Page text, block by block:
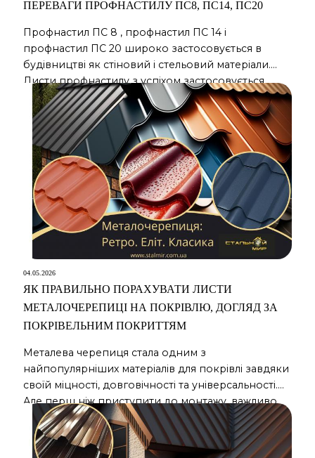
ПЕРЕВАГИ ПРОФНАСТИЛУ ПС8, ПС14, ПС20
Профнастил ПС 8 , профнастил ПС 14 і
профнастил ПС 20 широко застосовується в
будівництві як стіновий і стельовий матеріали.
Листи профнастилу з успіхом застосовується,
коли необхідно змонтувати фасад будівлі,
здійснити обшивку проблемних стін або зон
стіни, обшити стельову поверхню, провести
монтаж огорожі або паркану, підшити карнизну
звис. Такі роботи виконуються в найкоротші
терміни завдяки […]
04.05.2026
ЯК ПРАВИЛЬНО ПОРАХУВАТИ ЛИСТИ
МЕТАЛОЧЕРЕПИЦІ НА ПОКРІВЛЮ, ДОГЛЯД ЗА
ПОКРІВЕЛЬНИМ ПОКРИТТЯМ
Металева черепиця стала одним з
найпопулярніших матеріалів для покрівлі завдяки
своїй міцності, довговічності та універсальності.
Але перш ніж приступити до монтажу, важливо
правильно розрахувати необхідну кількість листів
металочерепиці та провести необхідну
підготовку. Як правильно порахувати листи